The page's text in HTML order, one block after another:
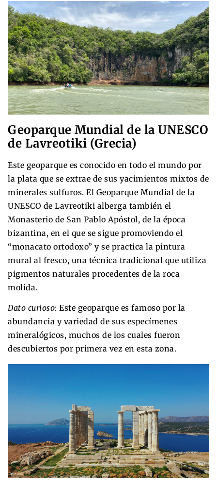
Geoparque Mundial de la UNESCO
de Lavreotiki (Grecia)
Este geoparque es conocido en todo el mundo por
la plata que se extrae de sus yacimientos mixtos de
minerales sulfuros. El Geoparque Mundial de la
UNESCO de Lavreotiki alberga también el
Monasterio de San Pablo Apóstol, de la época
bizantina, en el que se sigue promoviendo el
“monacato ortodoxo” y se practica la pintura
mural al fresco, una técnica tradicional que utiliza
pigmentos naturales procedentes de la roca
molida.
Dato curioso: Este geoparque es famoso por la
abundancia y variedad de sus especímenes
mineralógicos, muchos de los cuales fueron
descubiertos por primera vez en esta zona.